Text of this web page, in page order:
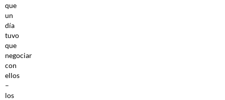
que
un
día
tuvo
que
negociar
con
ellos
–
los